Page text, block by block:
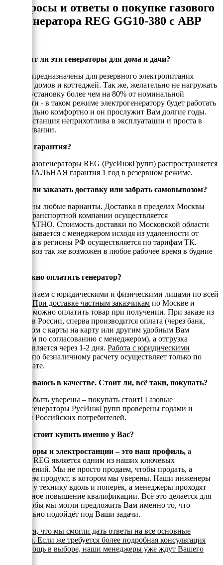
Вопросы и ответы о покупке газового
генератора REG GG10-380 с АВР
Подходят ли эти генераторы для дома и дачи?
Да, они предназначены для резервного электропитания
частных домов и коттеджей. Так же, желательно не нагружать
электроустановку более чем на 80% от номинальной
мощности - в таком режиме электрогенератору будет работать
максимально комфортно и он прослужит Вам долгие годы.
Электростанция неприхотлива в эксплуатации и проста в
обслуживании.
Есть ли гарантия?
На все газогенераторы REG (РусИнжГрупп) распространяется
ОФИЦИАЛЬНАЯ гарантия 1 год в резервном режиме.
Можно ли заказать доставку или забрать самовывозом?
Возможны любые варианты. Доставка в пределах Москвы
или до транспортной компании осуществляется
БЕСПЛАТНО. Стоимость доставки по Московской области
согласовывается с менеджером исходя из удаленности от
МКАД, а в регионы РФ осуществляется по тарифам ТК.
Самовывоз так же возможен в любое рабочее время в будние
Как можно оплатить генератор?
Мы работаем с юридическими и физическими лицами по всей
При доставке частным заказчикам по Москве и
области можно оплатить товар при получении. При заказе из
регионов России, сперва производится оплата (через банк,
переводом с карты на карту или другим удобным Вам
способом по согласованию с менеджером), а отгрузка
осуществляется через 1-2 дня. Работа с юридическими
по безналичному расчету осуществляет только по
предоплате.
Я сомневаюсь в качестве. Стоит ли, всё таки, покупать?
Можете быть уверены – покупать стоит! Газовые
электрогенераторы РусИнжГрупп проверены годами и
тысчами Российских потребителей.
Почему стоит купить именно у Вас?
Генераторы и электростанции – это наш профиль, а
техника REG является одним из наших ключевых
направлений. Мы не просто продаем, чтобы продать, а
реализуем продукт, в котором мы уверены. Наши инженеры
знают эту технику вдоль и поперёк, а менеджеры проходят
постоянное повышение квалификации. Всё это делается для
того, чтобы мы могли предложить Вам именно то, что
оптимально подойдёт под Ваши задачи.
Надеемся, что мы смогли дать ответы на все основные
вопросы. Если же требуется более подробная консультация
или помощь в выборе, наши менеджеры уже ждут Вашего